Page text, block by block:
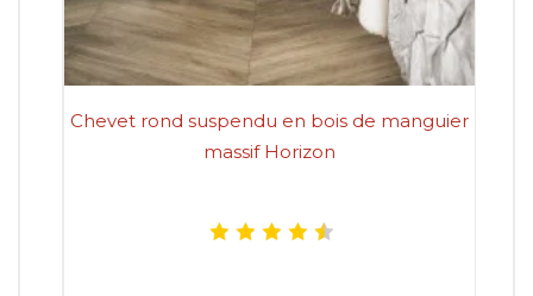
Chevet rond suspendu en bois de manguier
massif Horizon